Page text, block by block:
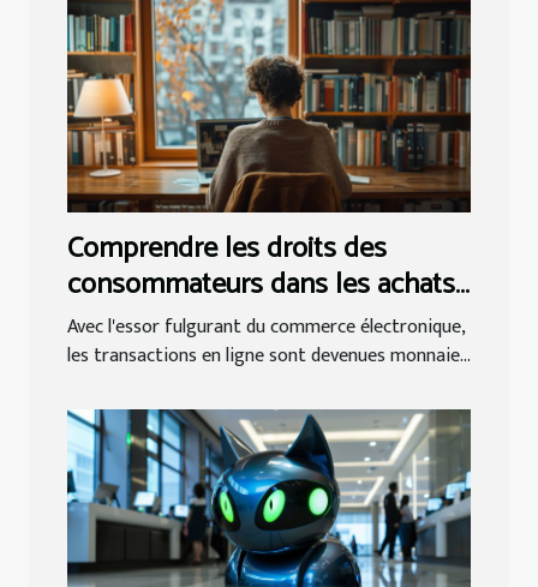
Comprendre les droits des
consommateurs dans les achats
en ligne
Avec l'essor fulgurant du commerce électronique,
les transactions en ligne sont devenues monnaie...